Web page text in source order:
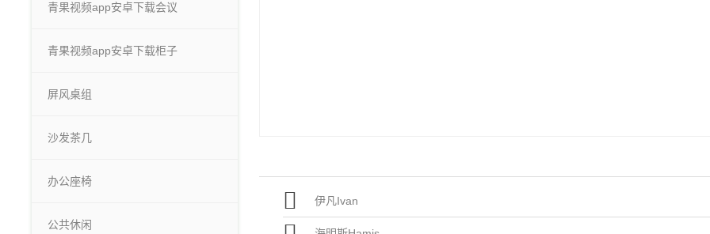
青果视频app安卓下载会议
青果视频app安卓下载柜子
屏风桌组
沙发茶几
办公座椅
公共休闲
伊凡Ivan